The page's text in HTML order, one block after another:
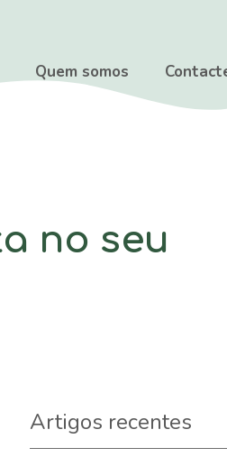
Quem somos
no seu
Artigos recentes